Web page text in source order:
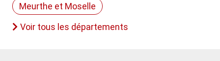
Meurthe et Moselle
Voir tous les départements